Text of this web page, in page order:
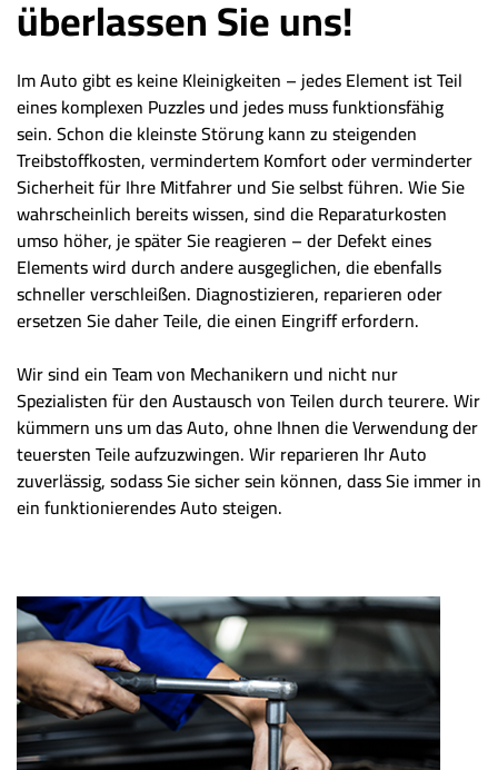
überlassen Sie uns!
Im Auto gibt es keine Kleinigkeiten – jedes Element ist Teil
eines komplexen Puzzles und jedes muss funktionsfähig
sein. Schon die kleinste Störung kann zu steigenden
Treibstoffkosten, vermindertem Komfort oder verminderter
Sicherheit für Ihre Mitfahrer und Sie selbst führen. Wie Sie
wahrscheinlich bereits wissen, sind die Reparaturkosten
umso höher, je später Sie reagieren – der Defekt eines
Elements wird durch andere ausgeglichen, die ebenfalls
schneller verschleißen. Diagnostizieren, reparieren oder
ersetzen Sie daher Teile, die einen Eingriff erfordern.
Wir sind ein Team von Mechanikern und nicht nur
Spezialisten für den Austausch von Teilen durch teurere. Wir
kümmern uns um das Auto, ohne Ihnen die Verwendung der
teuersten Teile aufzuzwingen. Wir reparieren Ihr Auto
zuverlässig, sodass Sie sicher sein können, dass Sie immer in
ein funktionierendes Auto steigen.